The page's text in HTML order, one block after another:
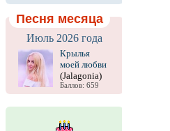
Песня месяца
Июль 2026 года
Крылья
моей любви
(Jalagonia)
Баллов: 659